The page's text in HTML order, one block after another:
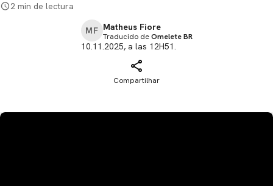
2 min de lectura
MF Matheus Fiore
Traducido deOmelete BR
10.11.2025, a las 12H51.
Compartilhar